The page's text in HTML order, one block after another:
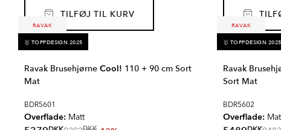
TILFØJ TIL KURV
RAVAK
🥇 TOPPDESIGN 2025
Ravak Brusehjørne Cool! 110 + 90 cm Sort
Mat
BDR5601
Overflade: Matt
RAVAK
🥇 TOPPDESIGN 2025
Ravak
Sort Mat
BDR5602
Overflade: